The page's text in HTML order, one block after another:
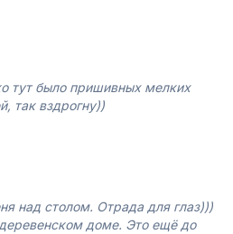
тут было пришивных мелких
так вздрогну))
над столом. Отрада для глаз)))
доме. Это ещё до